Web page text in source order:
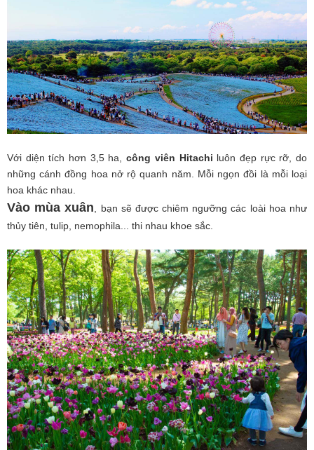
Với diện tích hơn 3,5 ha,công viên Hitachi luôn đẹp rực rỡ, do
những cánh đồng hoa nở rộ quanh năm. Mỗi ngọn đồi là mỗi loại
hoa khác nhau.
Vào mùa xuân, bạn sẽ được chiêm ngưỡng các loài hoa như
thủy tiên, tulip, nemophila... thi nhau khoe sắc.